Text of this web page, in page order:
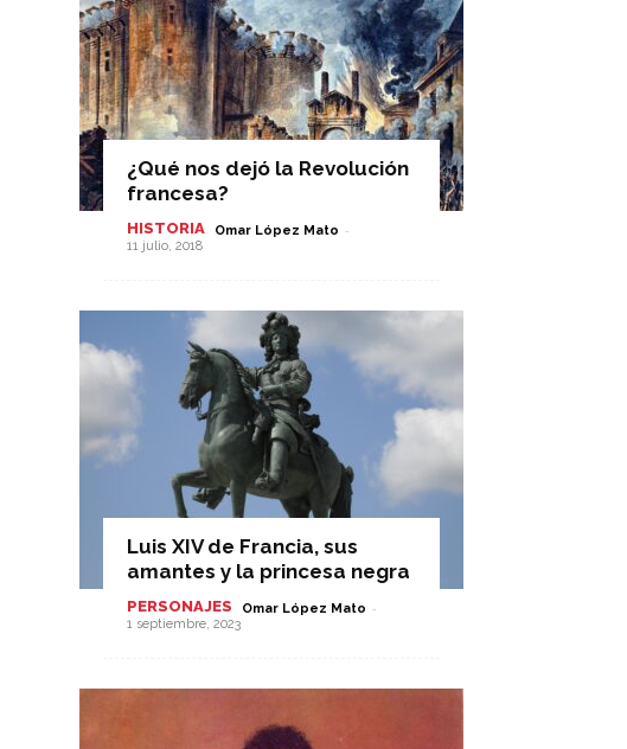
¿Qué nos dejó la Revolución
francesa?
HISTORIA Omar López Mato -
11 julio, 2018
Luis XIV de Francia, sus
amantes y la princesa negra
PERSONAJES Omar López Mato -
1 septiembre, 2023